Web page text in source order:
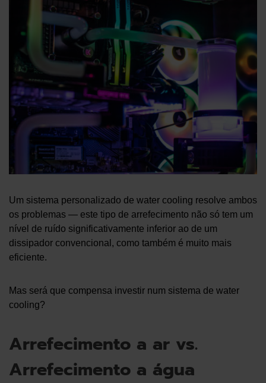
Um sistema personalizado de water cooling resolve ambos
os problemas — este tipo de arrefecimento não só tem um
nível de ruído significativamente inferior ao de um
dissipador convencional, como também é muito mais
eficiente.
Mas será que compensa investir num sistema de water
cooling?
Arrefecimento a ar vs.
Arrefecimento a água